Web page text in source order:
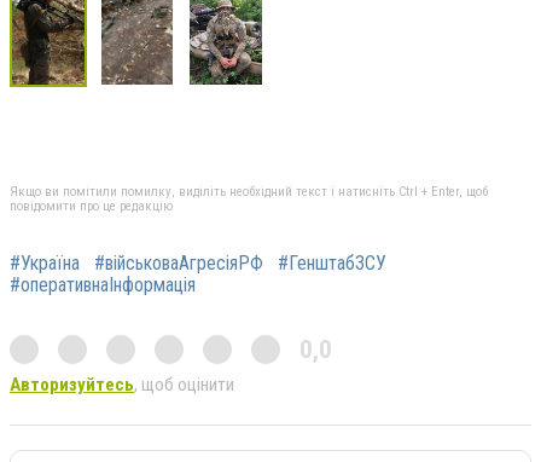
Якщо ви помітили помилку, виділіть необхідний текст і натисніть Ctrl + Enter, щоб
повідомити про це редакцію
#Україна #військоваАгресіяРФ
#ГенштабЗСУ
#оперативнаІнформація
0,0
Авторизуйтесь, щоб оцінити